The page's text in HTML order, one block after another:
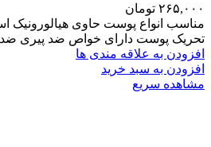
۲۶۵,۰۰۰ تومان
مناسب انواع پوست حاوی هیالورونیک
تحریک پوست دارای خواص ضد پیری
افزودن به علاقه مندی ها
افزودن به سبد خرید
مشاهده سریع